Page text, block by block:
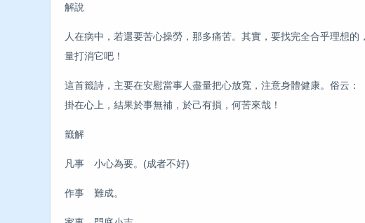
解說
人在病中，若還要苦心操勞，那多痛苦。其實，要找完全合乎理想
量打消它吧！
這首籤詩，主要在安慰當事人盡量把心放寬，注意身體健康。俗云
掛在心上，結果於事無補，於己有損，何苦來哉！
籤解
凡事 小心為要。(成者不好)
作事 難成。